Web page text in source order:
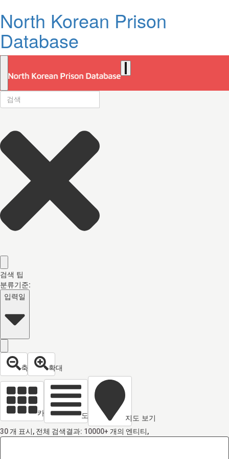
North Korean Prison
Database
검색 팁
분류기준:
입력일
축소 확대
카드 열람 도면 보기 지도 보기
30 개 표시, 전체 검색결과: 10000+ 개의 엔티티,